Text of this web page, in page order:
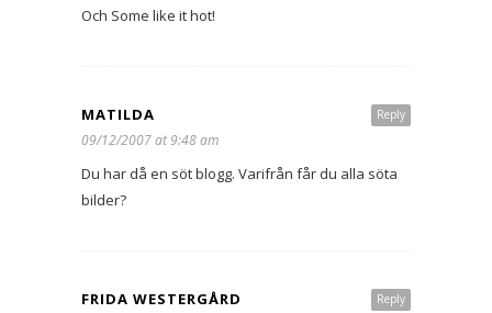
Och Some like it hot!
Reply
MATILDA
09/12/2007 at 9:48 am
Du har då en söt blogg. Varifrån får du alla söta
bilder?
Reply
FRIDA WESTERGÅRD